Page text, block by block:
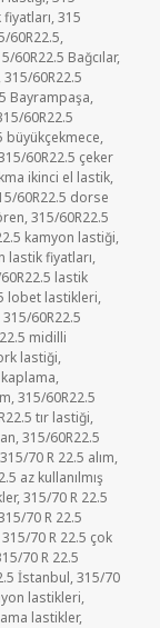
,315
60R22.5,
60R22.5 Bağcılar,
,315/60R22.5
Bayrampaşa,
60R22.5
büyükçekmece,
60R22.5 çeker
ikinci el lastik,
60R22.5 dorse
,315/60R22.5
kamyon lastiği,
lastik fiyatları,
lastik
lobet lastikleri,
315/60R22.5
midilli
lastiği,
kaplama,
,315/60R22.5
tır lastiği,
,315/60R22.5
315/70 R 22.5 alım,
az kullanılmış
,315/70 R 22.5
70 R 22.5
315/70 R 22.5 çok
70 R 22.5
İstanbul,315/70
lastikleri,
lastikler,